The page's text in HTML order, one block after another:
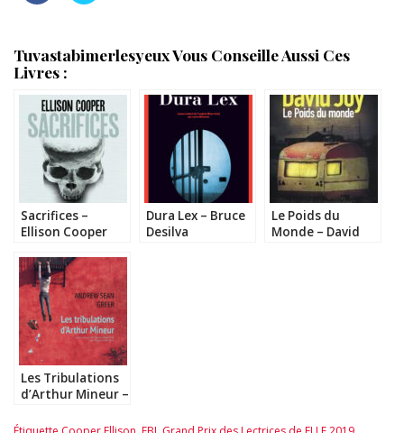
Tuvastabimerlesyeux Vous Conseille Aussi Ces
Livres :
Sacrifices –
Ellison Cooper
Dura Lex – Bruce
Desilva
Le Poids du
Monde – David
Les Tribulations
d’Arthur Mineur –
Greer